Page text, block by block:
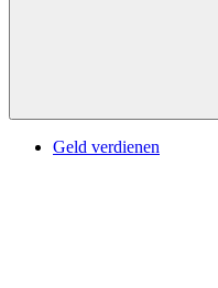
Geld verdienen